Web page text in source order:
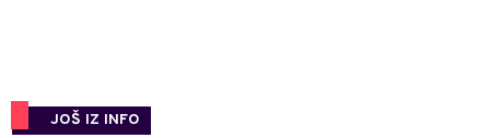
JOŠ IZ INFO